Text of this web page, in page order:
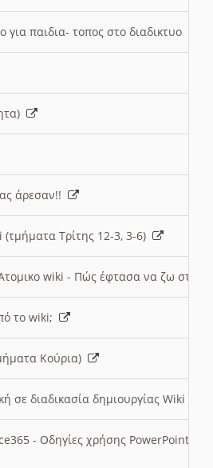
για παιδια- τοπος στο διαδικτυο
άρεσαν!!
Τρίτης 12-3, 3-6)
wiki - Πώς έφτασα να ζω στην
το wiki;
Κούρια)
σε διαδικασία δημιουργίας Wiki
- Οδηγίες χρήσης PowerPoint